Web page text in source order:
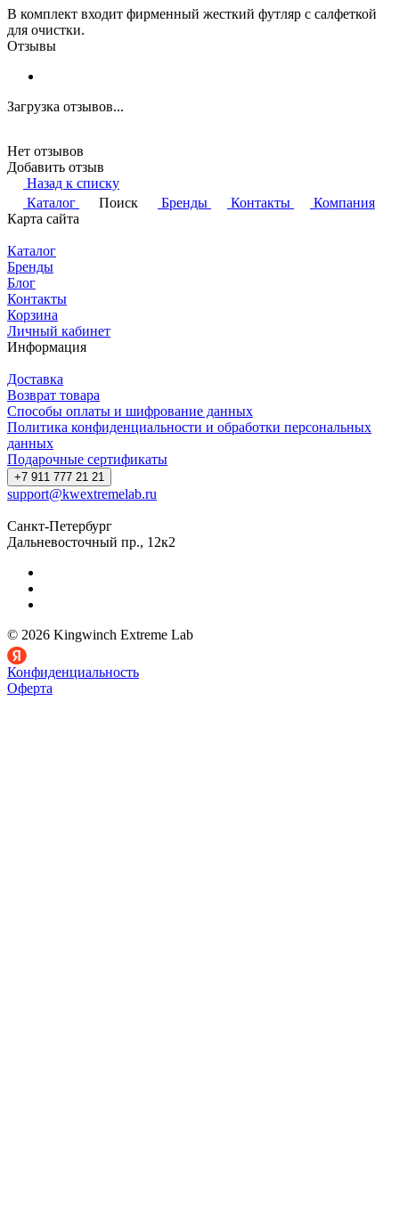
В комплект входит фирменный жесткий футляр с салфеткой
для очистки.
Отзывы
Загрузка отзывов...
Нет отзывов
Добавить отзыв
Назад к списку
Каталог
Поиск Бренды Контакты
Компания
Карта сайта
Каталог
Бренды
Блог
Контакты
Корзина
Личный кабинет
Информация
Доставка
Возврат товара
Способы оплаты и шифрование данных
Политика конфиденциальности и обработки персональных
данных
Подарочные сертификаты
+7 911 777 21 21
support@kwextremelab.ru
Санкт-Петербург
Дальневосточный пр., 12к2
© 2026 Kingwinch Extreme Lab
Конфиденциальность
Оферта